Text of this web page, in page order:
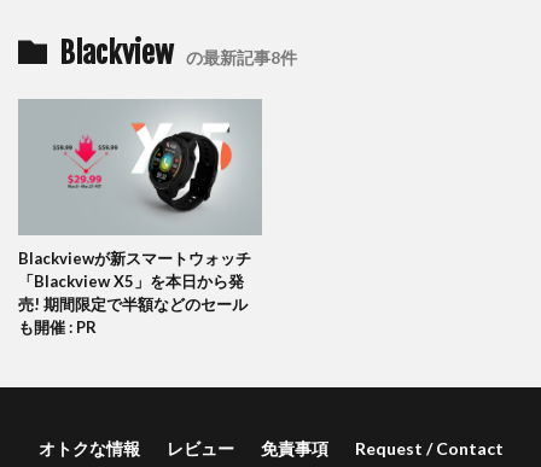
Blackview の最新記事8件
Blackviewが新スマートウォッチ
「Blackview X5」を本日から発
売! 期間限定で半額などのセール
も開催 : PR
オトクな情報 レビュー 免責事項 Request / Contact